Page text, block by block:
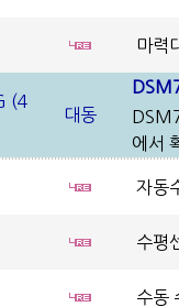
마력
(4
대동
에서
자동
수평
수동